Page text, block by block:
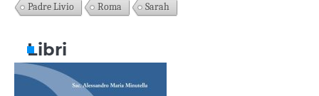
Padre Livio
Roma Sarah
Libri